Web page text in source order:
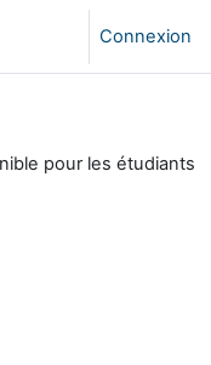
Connexion
pour les étudiants